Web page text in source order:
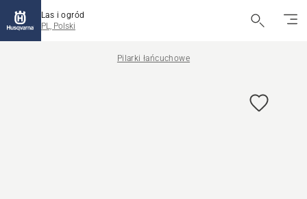
Las i ogród
PL, Polski
Pilarki łańcuchowe